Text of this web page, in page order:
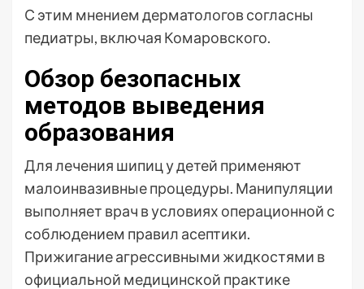
С этим мнением дерматологов согласны
педиатры, включая Комаровского.
Обзор безопасных
методов выведения
образования
Для лечения шипиц у детей применяют
малоинвазивные процедуры. Манипуляции
выполняет врач в условиях операционной с
соблюдением правил асептики.
Прижигание агрессивными жидкостями в
официальной медицинской практике